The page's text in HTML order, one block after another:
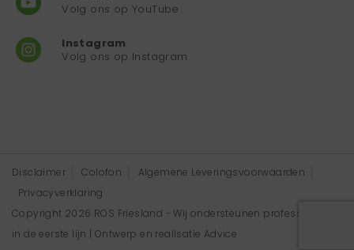
Volg ons op YouTube
Instagram
Volg ons op Instagram
Disclaimer Colofon
Algemene Leveringsvoorwaarden
Privacyverklaring
Copyright 2026 ROS Friesland - Wij ondersteunen professionals
in de eerste lijn | Ontwerp en realisatie Advice